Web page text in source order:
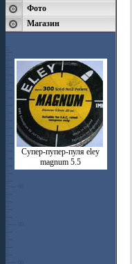
Фото
Магазин
Супер-пупер-пуля eley
magnum 5.5